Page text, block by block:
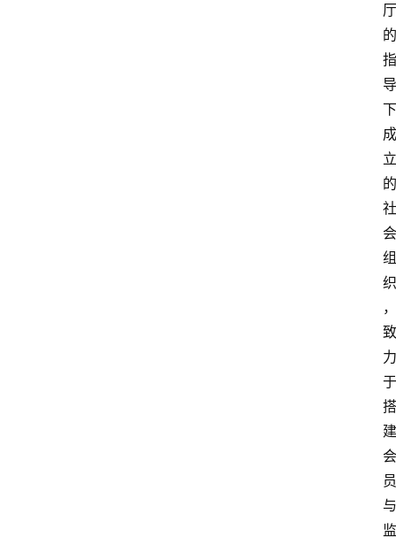
厅
的
指
导
下
成
立
的
社
会
组
织
，
致
力
于
搭
建
会
员
与
监